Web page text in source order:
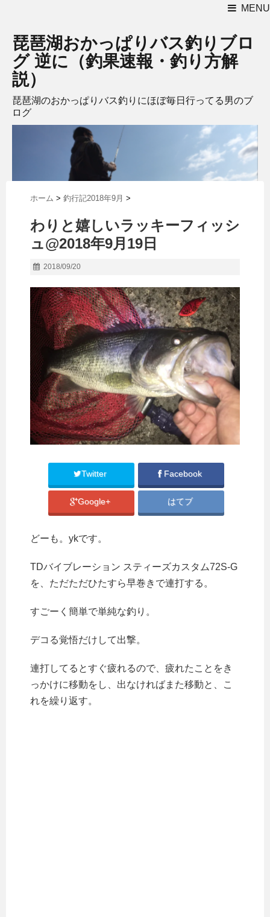
MENU
琵琶湖おかっぱりバス釣りブロ
グ 逆に（釣果速報・釣り方解
説）
琵琶湖のおかっぱりバス釣りにほぼ毎日行ってる男のブ
ログ
ホーム > 釣行記2018年9月 >
わりと嬉しいラッキーフィッシ
ュ@2018年9月19日
2018/09/20
Twitter Facebook
Google+ はてブ
どーも。ykです。
TDバイブレーション スティーズカスタム72S-G
を、ただただひたすら早巻きで連打する。
すごーく簡単で単純な釣り。
デコる覚悟だけして出撃。
連打してるとすぐ疲れるので、疲れたことをき
っかけに移動をし、出なければまた移動と、こ
れを繰り返す。